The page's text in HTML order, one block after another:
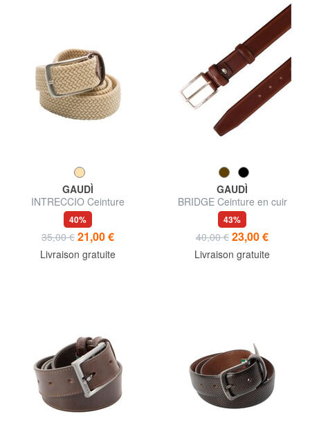
GAUDÌ
INTRECCIO Ceinture
élastique
40%
35,00 € 21,00 €
Livraison gratuite
GAUDÌ
BRIDGE Ceinture en cuir
courbée
43%
40,00 € 23,00 €
Livraison gratuite